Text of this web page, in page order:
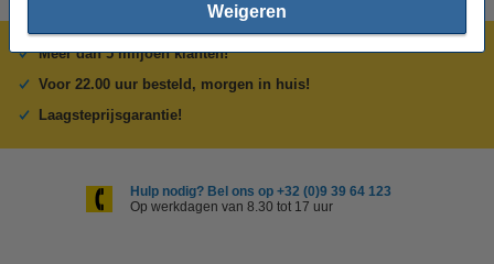
Weigeren
Meer dan 5 miljoen klanten!
Voor 22.00 uur besteld, morgen in huis!
Laagsteprijsgarantie!
Hulp nodig? Bel ons op +32 (0)9 39 64 123
Op werkdagen van 8.30 tot 17 uur